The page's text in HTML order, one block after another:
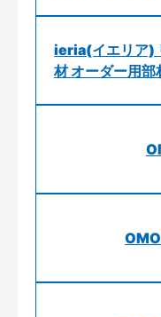
ieria(イエリア)
材 オーダー用部